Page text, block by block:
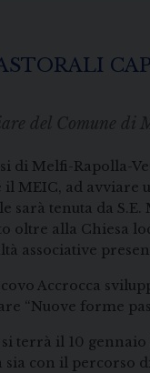
del Comune
di Melfi-Rapolla-
il MEIC, ad avviare
sarà tenuta da
oltre alla Chiesa
associative
Accrocca
“Nuove forme
si terrà il 10
sia con il percorso